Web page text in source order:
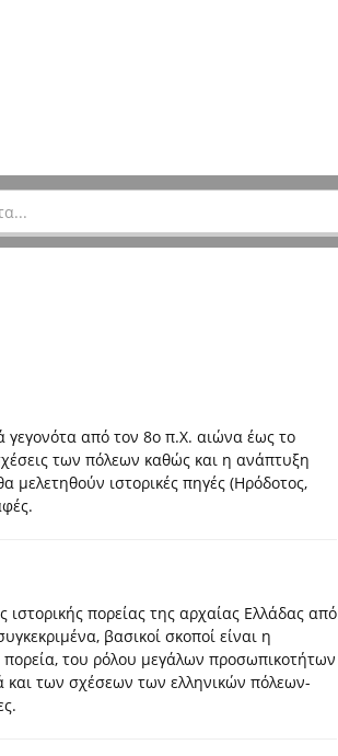
γεγονότα από τον 8ο π.Χ. αιώνα έως το
των πόλεων καθώς και η ανάπτυξη
μελετηθούν ιστορικές πηγές (Ηρόδοτος,
πορείας της αρχαίας Ελλάδας από
βασικοί σκοποί είναι η
του ρόλου μεγάλων προσωπικοτήτων
και των σχέσεων των ελληνικών πόλεων-